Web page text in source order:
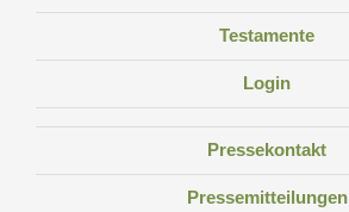
Testamente
Login
Pressekontakt
Pressemitteilungen